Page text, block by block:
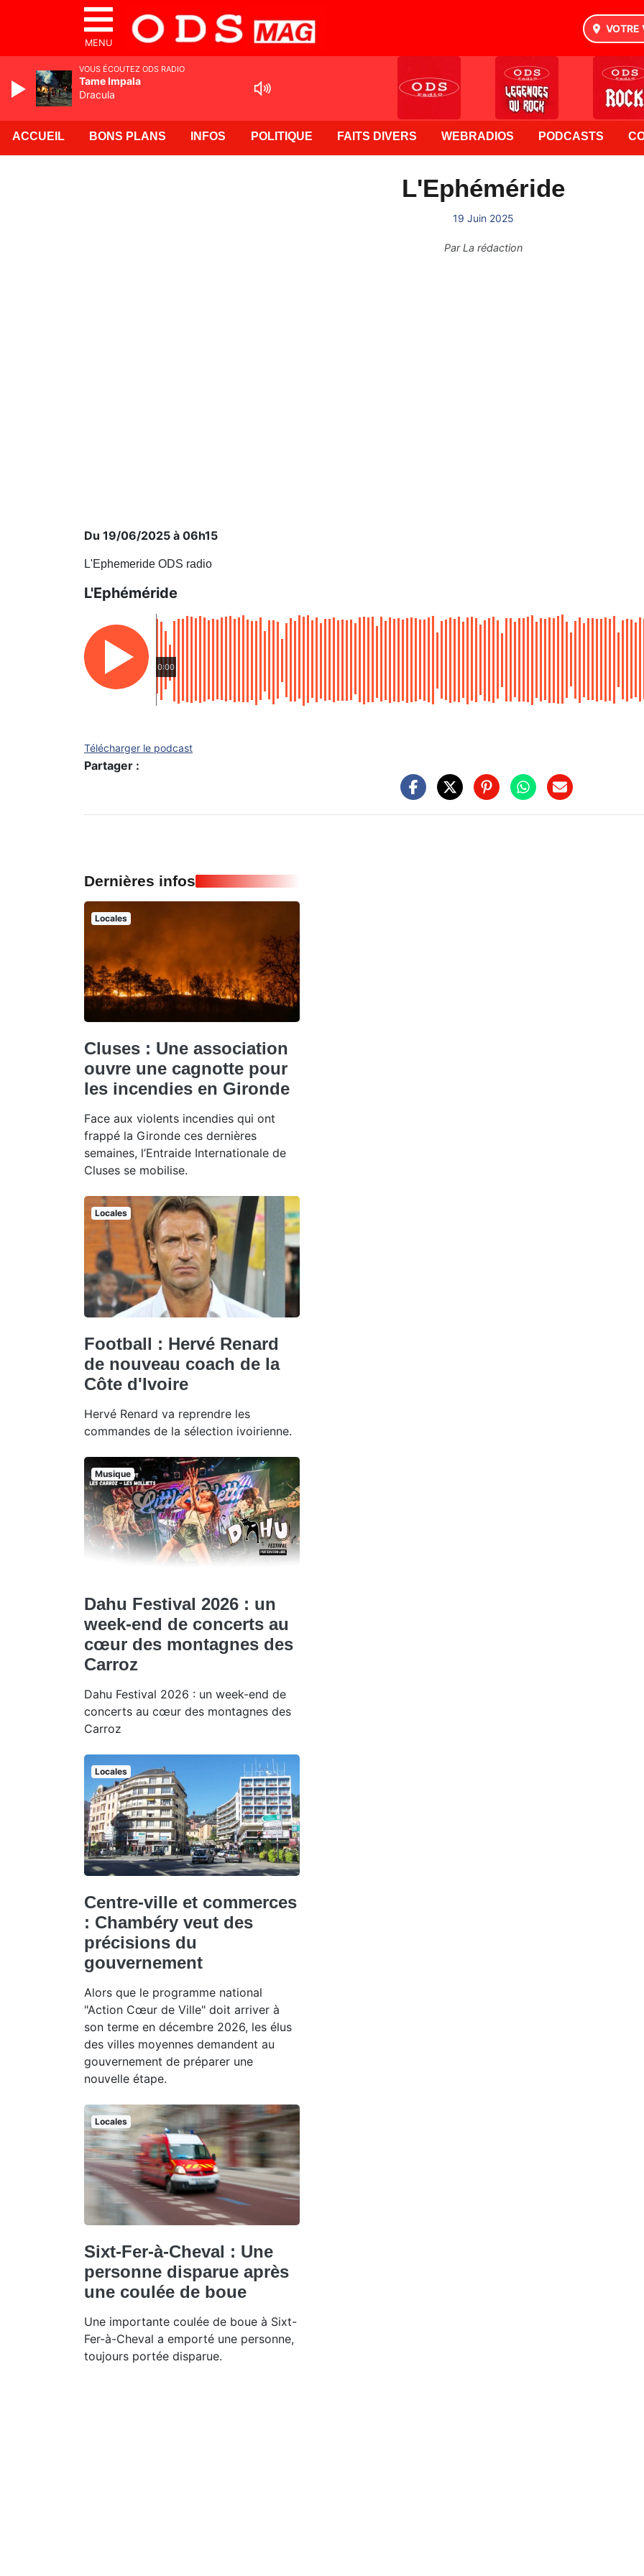
MENU
VOTRE
ACCUEIL BONS PLANS INFOS POLITIQUE FAITS DIVERS WEBRADIOS PODCASTS
L'Ephéméride
19 Juin 2025
ParLa rédaction
Du 19/06/2025 à 06h15
L'Ephemeride ODS radio
L'Ephéméride
0:00
Télécharger le podcast
Partager :
Dernières infos
Locales
Cluses : Une association
ouvre une cagnotte pour
les incendies en Gironde
Face aux violents incendies qui ont
frappé la Gironde ces dernières
semaines, l’Entraide Internationale de
Cluses se mobilise.
Locales
Football : Hervé Renard
de nouveau coach de la
Côte d'Ivoire
Hervé Renard va reprendre les
commandes de la sélection ivoirienne.
Musique
Dahu Festival 2026 : un
week-end de concerts au
cœur des montagnes des
Carroz
Dahu Festival 2026 : un week-end de
concerts au cœur des montagnes des
Carroz
Locales
Centre-ville et commerces
: Chambéry veut des
précisions du
gouvernement
Alors que le programme national
"Action Cœur de Ville" doit arriver à
son terme en décembre 2026, les élus
des villes moyennes demandent au
gouvernement de préparer une
nouvelle étape.
Locales
Sixt-Fer-à-Cheval : Une
personne disparue après
une coulée de boue
Une importante coulée de boue à Sixt-
Fer-à-Cheval a emporté une personne,
toujours portée disparue.
VOUS ÉCOUTEZ ODS RADIO
Tame Impala
Dracula